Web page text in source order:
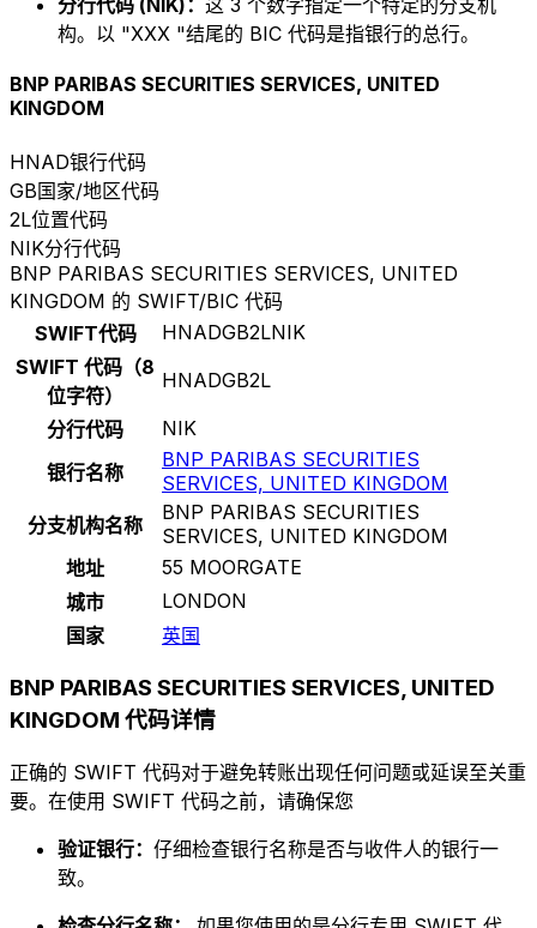
分行代码 (NIK)： 这 3 个数字指定一个特定的分支机
构。以 "XXX "结尾的 BIC 代码是指银行的总行。
BNP PARIBAS SECURITIES SERVICES, UNITED
KINGDOM
HNAD银行代码
GB国家/地区代码
2L位置代码
NIK分行代码
BNP PARIBAS SECURITIES SERVICES, UNITED
KINGDOM 的 SWIFT/BIC 代码
SWIFT代码
HNADGB2LNIK
SWIFT 代码（8
位字符）
HNADGB2L
分行代码
NIK
银行名称
BNP PARIBAS SECURITIES
SERVICES, UNITED KINGDOM
分支机构名称
BNP PARIBAS SECURITIES
SERVICES, UNITED KINGDOM
地址
55 MOORGATE
城市
LONDON
国家
英国
BNP PARIBAS SECURITIES SERVICES, UNITED
KINGDOM 代码详情
正确的 SWIFT 代码对于避免转账出现任何问题或延误至关重
要。在使用 SWIFT 代码之前，请确保您
验证银行： 仔细检查银行名称是否与收件人的银行一
致。